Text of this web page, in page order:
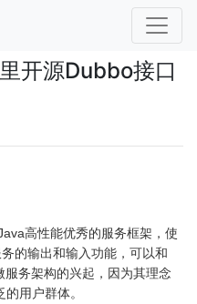
开源Dubbo接口
高性能优秀的服务框架，使
的输出和输入功能，可以和
务架构的兴起，因为其理念
用户群体。